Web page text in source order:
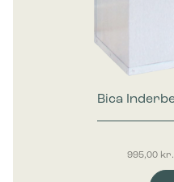
Bica
995,00